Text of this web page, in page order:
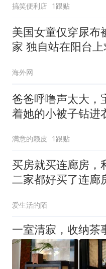
搞笑便利店 1跟贴
美国女童仅穿尿布
家 独自站在阳台
返家
海外网
爸爸呼噜声太大，
着她的小被子钻进
满意的赖皮 1跟贴
买房就买连廊房，
二家都好买了连廊
爱生活的陌
一室清寂，收纳茶